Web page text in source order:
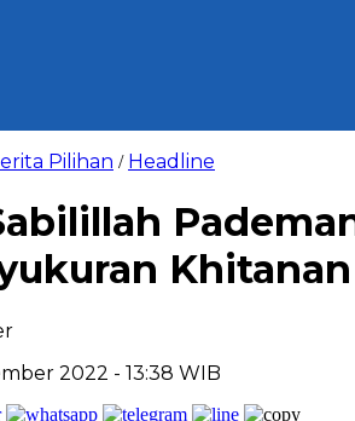
Pilihan / Headline
2022 - 13:38 WIB